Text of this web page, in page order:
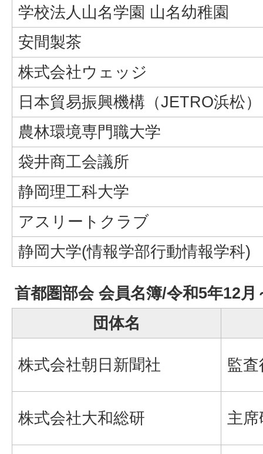
学校法人山名学園 山名幼稚園
安間製茶
株式会社ウェッジ
日本貿易振興機構（JETRO浜松）
農林環境専門職大学
袋井商工会議所
静岡理工科大学
アスリートクラブ
静岡大学(情報学部行動情報学科)
首都圏部会 会員名簿/令和5年12月
団体名
株式会社朝日新聞社 監査
株式会社大和総研 主